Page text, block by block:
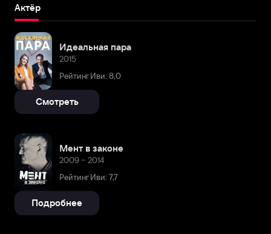
Актёр
Идеальная пара
2015
Рейтинг Иви: 8,0
Смотреть
Мент в законе
2009 – 2014
Рейтинг Иви: 7,7
Подробнее